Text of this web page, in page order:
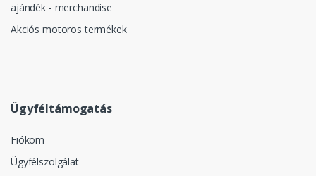
ajándék - merchandise
Akciós motoros termékek
Ügyféltámogatás
Fiókom
Ügyfélszolgálat